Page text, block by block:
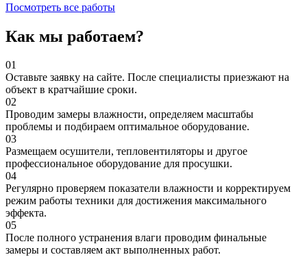
Посмотреть все работы
Как мы работаем?
01
Оставьте заявку на сайте. После специалисты приезжают на
объект в кратчайшие сроки.
02
Проводим замеры влажности, определяем масштабы
проблемы и подбираем оптимальное оборудование.
03
Размещаем осушители, тепловентиляторы и другое
профессиональное оборудование для просушки.
04
Регулярно проверяем показатели влажности и корректируем
режим работы техники для достижения максимального
эффекта.
05
После полного устранения влаги проводим финальные
замеры и составляем акт выполненных работ.